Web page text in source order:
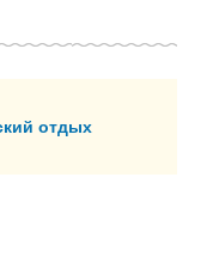
отдых